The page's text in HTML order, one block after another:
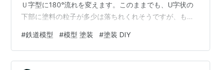
Ｕ字型に180°流れを変えます。このままでも、U字状の
下部に塗料の粒子が多少は落ちれくれそうですが、もう
ば、ダスト受けに、ある程度、塗料の粒子がたまるので
はないかな、という考えです😅。 1.”Ｓ＋Ｕ型”のエアフロ
ー経路の作成 2.ダスト受けの切り出し 2.ダスト受けの加
#鉄道模型 #模型 塗装 #塗装 DIY